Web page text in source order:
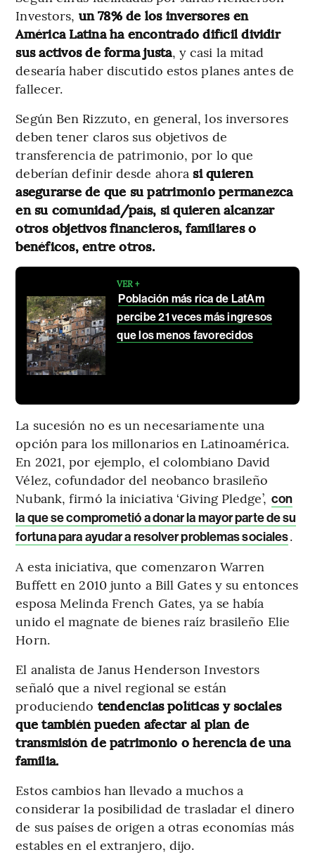
Investors, un 78% de los inversores en
América Latina ha encontrado difícil dividir
sus activos de forma justa, y casi la mitad
desearía haber discutido estos planes antes de
fallecer.
Según Ben Rizzuto, en general, los inversores
deben tener claros sus objetivos de
transferencia de patrimonio, por lo que
deberían definir desde ahora si quieren
asegurarse de que su patrimonio permanezca
en su comunidad/país, si quieren alcanzar
otros objetivos financieros, familiares o
benéficos, entre otros.
VER +
Población más rica de LatAm
percibe 21 veces más ingresos
que los menos favorecidos
La sucesión no es un necesariamente una
opción para los millonarios en Latinoamérica.
En 2021, por ejemplo, el colombiano David
Vélez, cofundador del neobanco brasileño
Nubank, firmó la iniciativa ‘Giving Pledge’, con
la que se comprometió a donar la mayor parte de su
fortuna para ayudar a resolver problemas sociales.
A esta iniciativa, que comenzaron Warren
Buffett en 2010 junto a Bill Gates y su entonces
esposa Melinda French Gates, ya se había
unido el magnate de bienes raíz brasileño Elie
Horn.
El analista de Janus Henderson Investors
señaló que a nivel regional se están
produciendo tendencias políticas y sociales
que también pueden afectar al plan de
transmisión de patrimonio o herencia de una
familia.
Estos cambios han llevado a muchos a
considerar la posibilidad de trasladar el dinero
de sus países de origen a otras economías más
estables en el extranjero, dijo.